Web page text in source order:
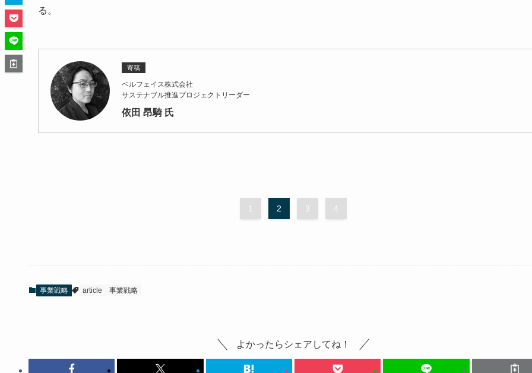
る。
寄稿
ベルフェイス株式会社
サステナブル推進プロジェクトリーダー
依田 昂騎 氏
1 2 3 4
事業戦略 article 事業戦略
よかったらシェアしてね！